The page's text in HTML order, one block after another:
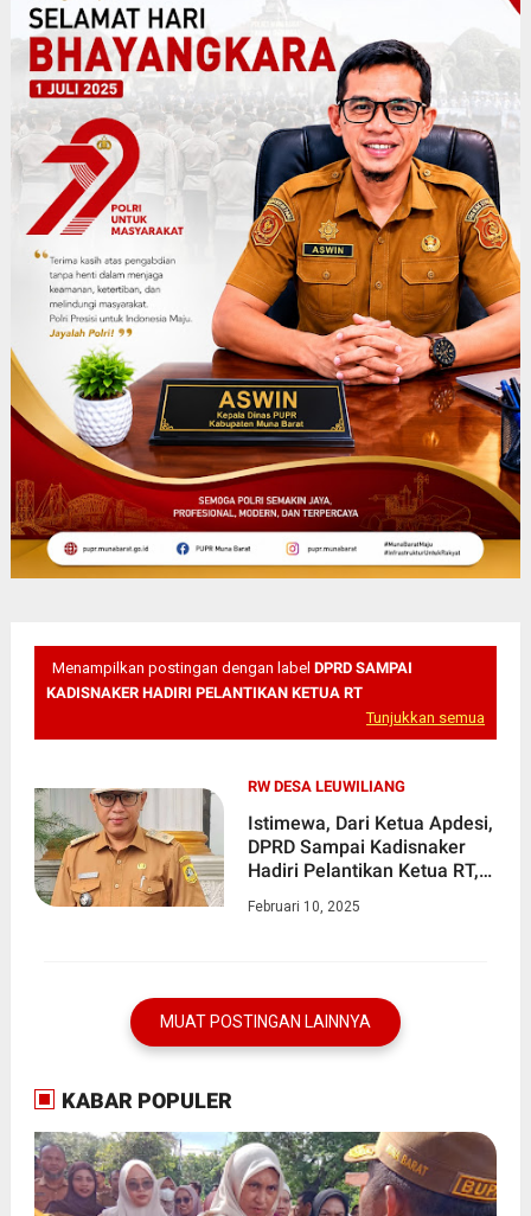
Menampilkan postingan dengan label DPRD SAMPAI
KADISNAKER HADIRI PELANTIKAN KETUA RT
Tunjukkan semua
RW DESA LEUWILIANG
Istimewa, Dari Ketua Apdesi,
DPRD Sampai Kadisnaker
Hadiri Pelantikan Ketua RT,
RW Desa Leuwiliang
Februari 10, 2025
MUAT POSTINGAN LAINNYA
KABAR POPULER